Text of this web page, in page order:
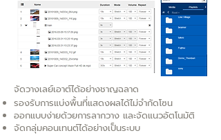
จัดวางเลย์เอาต์ได้อย่างชาญฉลาด
รองรับการแบ่งพื้นที่แสดงผลได้ไม่จำกัดโซน
ออกแบบง่ายด้วยการลากวาง และจัดแนวอัตโนมัติ
จัดกลุ่มคอนเทนต์ได้อย่างเป็นระบบ